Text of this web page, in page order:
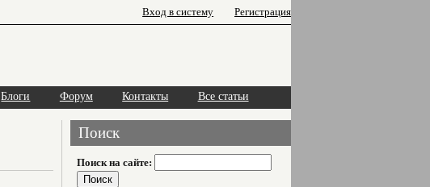
Вход в систему Регистрация
Блоги Форум Контакты Все статьи
Поиск
Поиск на сайте: